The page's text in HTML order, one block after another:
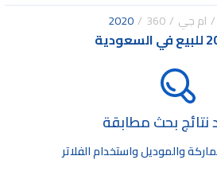
ام جي 360
2020
نتائج بحث مطابقة
والموديل واستخدام الفلاتر